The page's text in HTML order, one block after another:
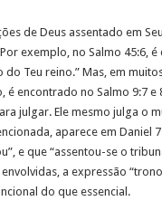
de Deus assentado em
exemplo, no Salmo 45:6,
Teu reino.” Mas, em
é encontrado no Salmo 9:7
julgar. Ele mesmo julga o
aparece em Daniel
e que “assentou-se o
a expressão
do que essencial.